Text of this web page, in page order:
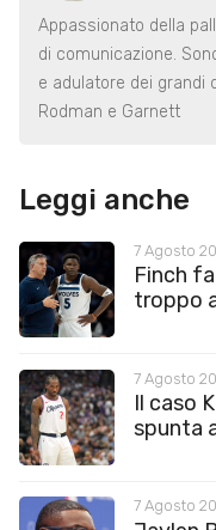
Appassionato della
di comunicazione.
e adulatore dei grandi
Rodman e Garnett
Leggi anche
7 Agosto
Finch
troppo
7 Agosto
Il caso
spunta
7 Agosto